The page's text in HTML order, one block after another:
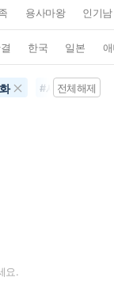
용사마왕 인기남
한국 일본
#세계멸망
전체해제
요.